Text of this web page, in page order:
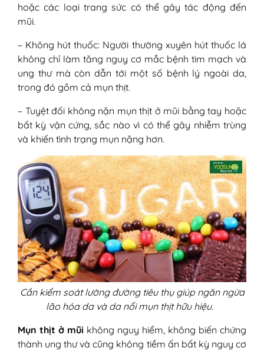
hoặc các loại trang sức có thể gây tác động đến
mũi.
– Không hút thuốc: Người thường xuyên hút thuốc lá
không chỉ làm tăng nguy cơ mắc bệnh tim mạch và
ung thư mà còn dẫn tới một số bệnh lý ngoài da,
trong đó gồm cả mụn thịt.
– Tuyệt đối không nặn mụn thịt ở mũi bằng tay hoặc
bất kỳ vận cứng, sắc nào vì có thể gây nhiễm trùng
và khiến tình trạng mụn nặng hơn.
Cần kiểm soát lường đường tiêu thụ giúp ngăn ngừa
lão hóa da và da nổi mụn thịt hữu hiệu.
Mụn thịt ở mũi không nguy hiểm, không biến chứng
thành ung thư và cũng không tiềm ấn bất kỳ nguy cơ